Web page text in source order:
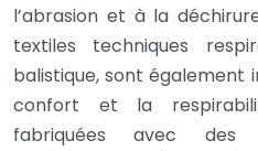
l’abrasion et à la
textiles techniques
balistique, sont également
confort et la
fabriquées avec